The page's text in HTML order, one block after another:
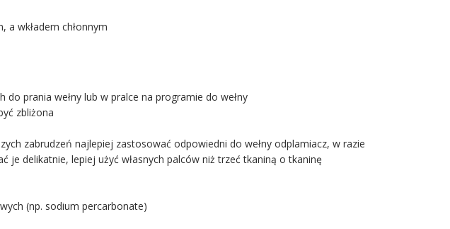
a wkładem chłonnym
do prania wełny lub w pralce na programie do wełny
zbliżona
zabrudzeń najlepiej zastosować odpowiedni do wełny odplamiacz, w razie
je delikatnie, lepiej użyć własnych palców niż trzeć tkaniną o tkaninę
(np. sodium percarbonate)